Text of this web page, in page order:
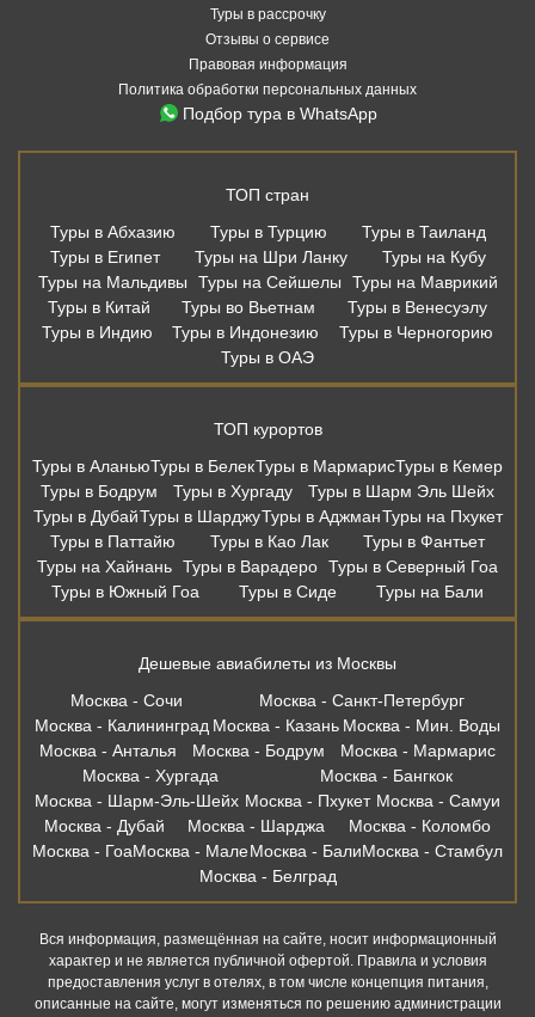
Туры в рассрочку
Отзывы о сервисе
Правовая информация
Политика обработки персональных данных
Подбор тура в WhatsApp
ТОП стран
Туры в Абхазию
Туры в Турцию
Туры в Таиланд
Туры в Египет
Туры на Шри Ланку
Туры на Кубу
Туры на Мальдивы
Туры на Сейшелы
Туры на Маврикий
Туры в Китай
Туры во Вьетнам
Туры в Венесуэлу
Туры в Индию
Туры в Индонезию
Туры в Черногорию
Туры в ОАЭ
ТОП курортов
Туры в АланьюТуры в БелекТуры в МармарисТуры в Кемер
Туры в Бодрум
Туры в Хургаду
Туры в Шарм Эль Шейх
Туры в ДубайТуры в ШарджуТуры в АджманТуры на Пхукет
Туры в Паттайю
Туры в Као Лак
Туры в Фантьет
Туры на Хайнань Туры в Варадеро Туры в Северный Гоа
Туры в Южный Гоа
Туры в Сиде Туры на Бали
Дешевые авиабилеты из Москвы
Москва - Сочи
Москва - Санкт-Петербург
Москва - Калининград Москва - Казань Москва - Мин. Воды
Москва - Анталья
Москва - Бодрум
Москва - Мармарис
Москва - Хургада
Москва - Бангкок
Москва - Шарм-Эль-Шейх Москва - Пхукет Москва - Самуи
Москва - Дубай
Москва - Шарджа
Москва - Коломбо
Москва - ГоаМосква - МалеМосква - БалиМосква - Стамбул
Москва - Белград
Вся информация, размещённая на сайте, носит информационный
характер и не является публичной офертой. Правила и условия
предоставления услуг в отелях, в том числе концепция питания,
описанные на сайте, могут изменяться по решению администрации